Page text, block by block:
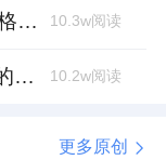
重庆抽检44批次照明电器不合格，木林森全资子公司被点名 10.3w阅读
上海改善市场变了，真正稀缺的是这类社区 10.2w阅读
更多原创